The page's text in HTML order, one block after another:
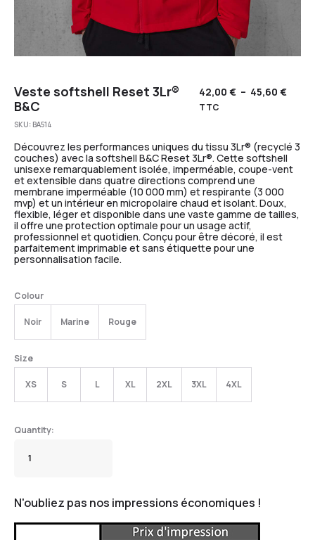
Veste softshell Reset 3Lr®
B&C
42,00 € – 45,60 €
TTC
SKU: BA514
Découvrez les performances uniques du tissu 3Lr® (recyclé 3
couches) avec la softshell B&C Reset 3Lr®. Cette softshell
unisexe remarquablement isolée, imperméable, coupe-vent
et extensible dans quatre directions comprend une
membrane imperméable (10 000 mm) et respirante (3 000
mvp) et un intérieur en micropolaire chaud et isolant. Doux,
flexible, léger et disponible dans une vaste gamme de tailles,
il offre une protection optimale pour un usage actif,
professionnel et quotidien. Conçu pour être décoré, il est
parfaitement imprimable et sans étiquette pour une
personnalisation facile.
Colour
Noir Marine Rouge
Size
XS S L XL 2XL 3XL 4XL
N'oubliez pas nos impressions économiques !